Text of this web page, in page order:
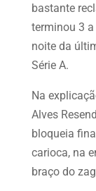
bastante
terminou 3 a
noite da
Série A.
Na
Alves
bloqueia
carioca, na
braço do